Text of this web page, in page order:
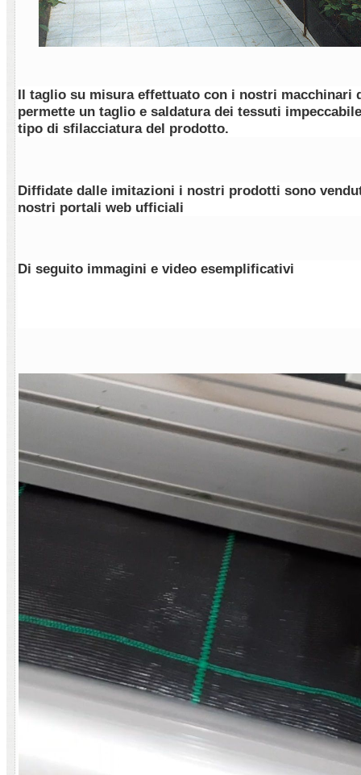
Il taglio su misura effettuato con i nostri macchinari
permette un taglio e saldatura dei tessuti
tipo di sfilacciatura del prodotto.
Diffidate dalle imitazioni i nostri prodotti sono
nostri portali web ufficiali
Di seguito immagini e video esemplificativi